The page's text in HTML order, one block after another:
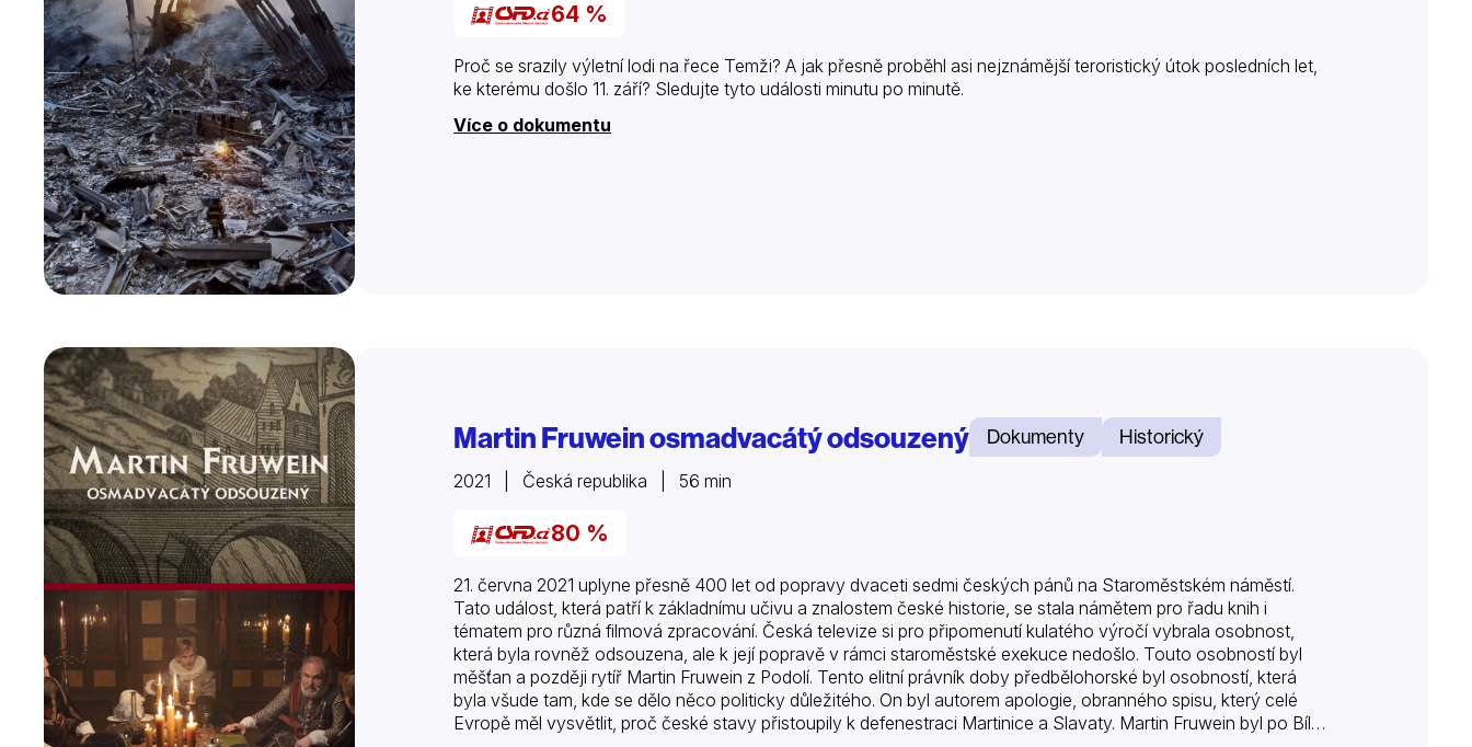
64 %
Proč se srazily výletní lodi na řece Temži? A jak přesně proběhl asi nejznámější teroristický útok posledních let,
ke kterému došlo 11. září? Sledujte tyto události minutu po minutě.
Více o dokumentu
Martin Fruwein osmadvacátý odsouzený Dokumenty Historický
2021 | Česká republika | 56 min
80 %
21. června 2021 uplyne přesně 400 let od popravy dvaceti sedmi českých pánů na Staroměstském náměstí.
Tato událost, která patří k základnímu učivu a znalostem české historie, se stala námětem pro řadu knih i
tématem pro různá filmová zpracování. Česká televize si pro připomenutí kulatého výročí vybrala osobnost,
která byla rovněž odsouzena, ale k její popravě v rámci staroměstské exekuce nedošlo. Touto osobností byl
měšťan a později rytíř Martin Fruwein z Podolí. Tento elitní právník doby předbělohorské byl osobností, která
byla všude tam, kde se dělo něco politicky důležitého. On byl autorem apologie, obranného spisu, který celé
Evropě měl vysvětlit, proč české stavy přistoupily k defenestraci Martinice a Slavaty. Martin Fruwein byl po Bílé